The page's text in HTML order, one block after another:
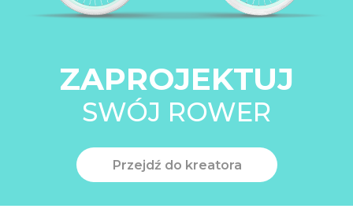
ZAPROJEKTUJ
SWÓJ ROWER
Przejdź do kreatora